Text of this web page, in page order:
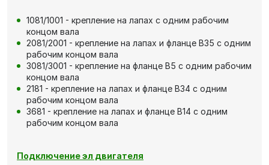
1081/1001 - крепление на лапах с одним рабочим
концом вала
2081/2001 - крепление на лапах и фланце В35 с одним
рабочим концом вала
3081/3001 - крепление на фланце В5 с одним рабочим
концом вала
2181 - крепление на лапах и фланце В34 с одним
рабочим концом вала
3681 - крепление на лапах и фланце В14 с одним
рабочим концом вала
Подключение эл двигателя